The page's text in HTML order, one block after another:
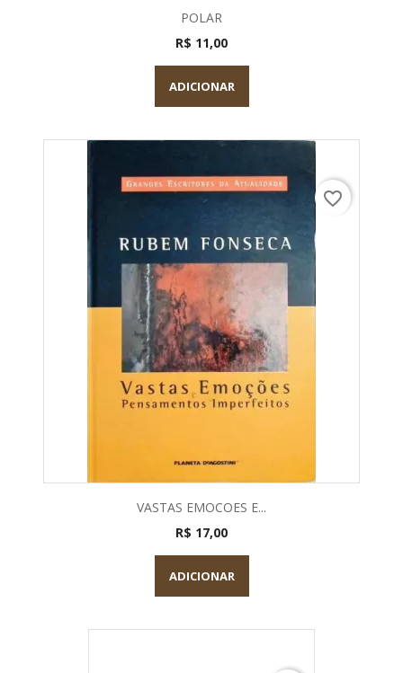
POLAR
R$ 11,00
ADICIONAR
VASTAS EMOCOES E...
R$ 17,00
ADICIONAR
favorite_border